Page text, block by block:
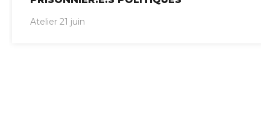
Atelier 21 juin